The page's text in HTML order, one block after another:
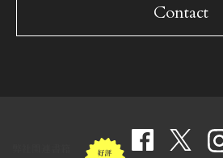
Contact